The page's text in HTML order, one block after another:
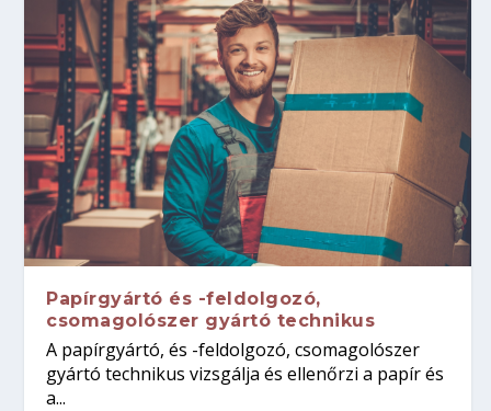
Papírgyártó és -feldolgozó,
csomagolószer gyártó technikus
A papírgyártó, és -feldolgozó, csomagolószer
gyártó technikus vizsgálja és ellenőrzi a papír és
a...